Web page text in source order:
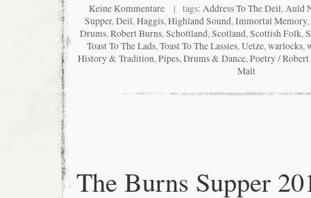
Keine Kommentare | tags: Address To The Deil,Auld
Supper,Deil,Haggis,Highland Sound,Immortal Memory,
Drums,Robert Burns,Schottland,Scotland,Scottish Folk,
Toast To The Lads,Toast To The Lassies,Uetze,warlocks,
History & Tradition,Pipes, Drums & Dance,Poetry / Robert
Malt
The Burns Supper